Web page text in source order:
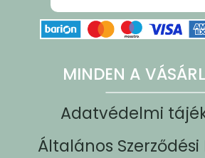
MINDEN A
Adatvédelmi
Általános